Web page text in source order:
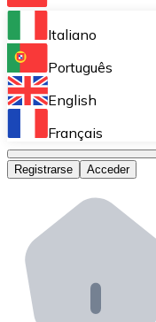
Bitnovo Ramp
Integra nuestra
Bitnovo Giftcards
Bitnovo OTC
Bitnovo ATM
Integra un ATM
Bitnovo API
Integra nuestra
Italiano
Português
English
Français
Registrarse Acceder